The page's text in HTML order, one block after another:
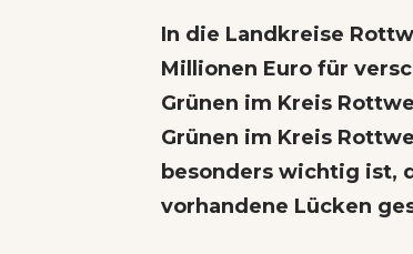
In die Landkreise
Millionen Euro für
Grünen im Kreis
Grünen im Kreis
besonders wichtig ist,
vorhandene Lücken